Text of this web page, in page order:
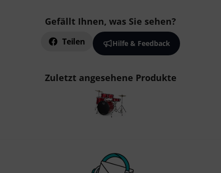
Gefällt Ihnen, was Sie sehen?
Teilen Hilfe & Feedback
Zuletzt angesehene Produkte